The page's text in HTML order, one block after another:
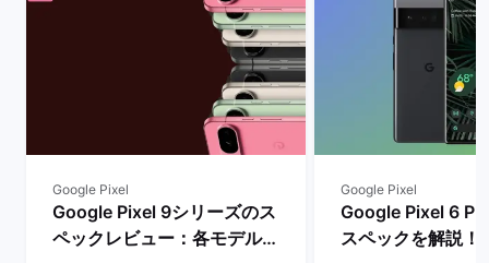
Google Pixel
Google Pixel 9シリーズのス
ペックレビュー：各モデルの
Google Pixel
Google Pixel 6
スペックを解説！